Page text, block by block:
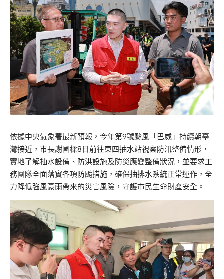
依據中央氣象署最新預報，今年第9號颱風「巴威」持續朝臺
灣接近，市長謝國樑8日前往東四抽水站視察防汛整備情形，
實地了解抽水設備、防洪設施及防災應變整備狀況，並要求工
務團隊全面落實各項防颱措施，確保抽排水系統正常運作，全
力降低強風豪雨帶來的災害風險，守護市民生命財產安全。